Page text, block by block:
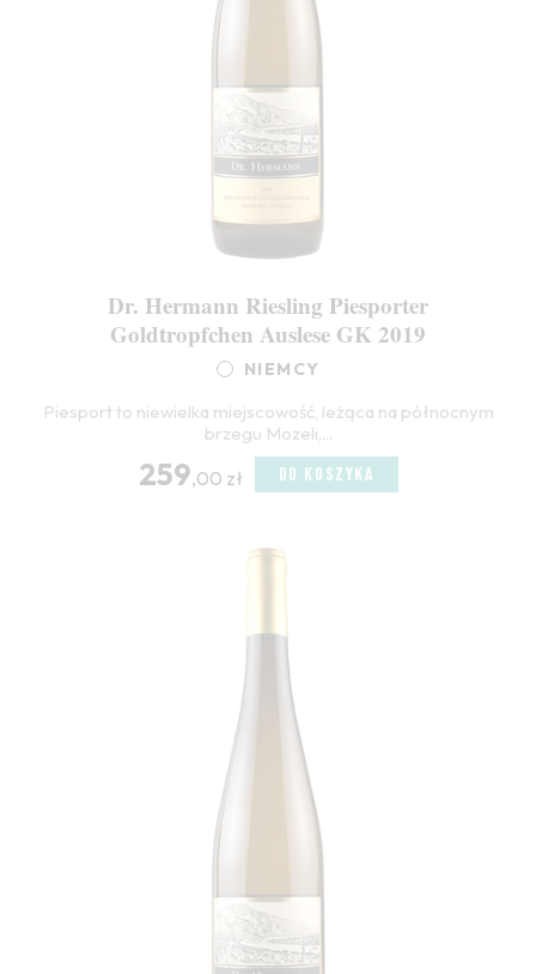
Dr. Hermann Riesling Piesporter
Goldtropfchen Auslese GK 2019
NIEMCY
Piesport to niewielka miejscowość, leżąca na północnym
brzegu Mozeli,...
259,00 zł DO KOSZYKA